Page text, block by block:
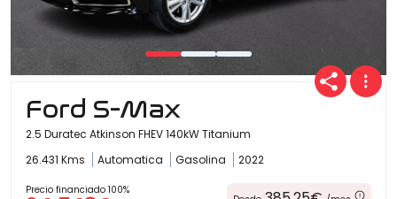
Ford S-Max
2.5 Duratec Atkinson FHEV 140kW Titanium
26.431 Kms
Automatica Gasolina 2022
Precio financiado 100%